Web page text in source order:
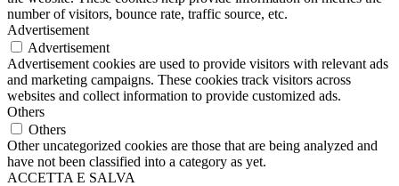
number of visitors, bounce rate, traffic source, etc.
Advertisement
Advertisement
Advertisement cookies are used to provide visitors with relevant ads
and marketing campaigns. These cookies track visitors across
websites and collect information to provide customized ads.
Others
Others
Other uncategorized cookies are those that are being analyzed and
have not been classified into a category as yet.
ACCETTA E SALVA